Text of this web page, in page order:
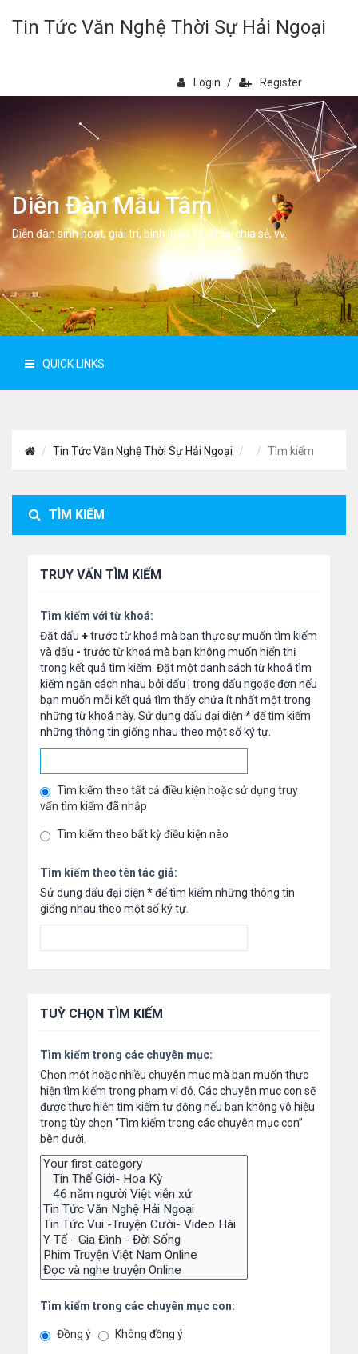
Tin Tức Văn Nghệ Thời Sự Hải Ngoại
Login / Register
Diễn Đàn Mẫu Tâm
Diễn đàn sinh hoạt, giải trí, bình luân, học hỏi, chia sẻ, vv.
QUICK LINKS
Tin Tức Văn Nghệ Thời Sự Hải Ngoại Tìm kiếm
TÌM KIẾM
TRUY VẤN TÌM KIẾM
Tìm kiếm với từ khoá:
Đặt dấu +trước từ khoá mà bạn thực sự muốn tìm kiếm
và dấu - trước từ khoá mà bạn không muốn hiển thị
trong kết quả tìm kiếm. Đặt một danh sách từ khoá tìm
kiếm ngăn cách nhau bởi dấu
trong dấu ngoặc đơn nếu
bạn muốn mỗi kết quả tìm thấy chứa ít nhất một trong
những từ khoá này. Sử dụng dấu đại diện *để tìm kiếm
những thông tin giống nhau theo một số ký tự.
Tìm kiếm theo tất cả điều kiện hoặc sử dụng truy
vấn tìm kiếm đã nhập
Tìm kiếm theo bất kỳ điều kiện nào
Tìm kiếm theo tên tác giả:
Sử dụng dấu đại diện *để tìm kiếm những thông tin
giống nhau theo một số ký tự.
TUỲ CHỌN TÌM KIẾM
Tìm kiếm trong các chuyên mục:
Chọn một hoặc nhiều chuyên mục mà bạn muốn thực
hiện tìm kiếm trong phạm vi đó. Các chuyên mục con sẽ
được thực hiện tìm kiếm tự động nếu bạn không vô hiệu
trong tùy chọn “Tìm kiếm trong các chuyên mục con”
bên dưới.
Tìm kiếm trong các chuyên mục con:
Đồng ý Không đồng ý